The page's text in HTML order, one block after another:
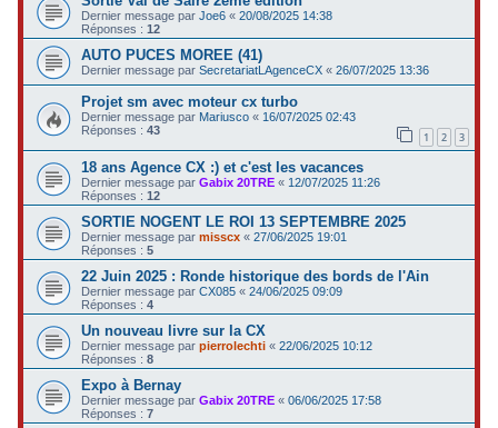
Dernier message parJoe6 «20/08/2025 14:38
Réponses :12
AUTO PUCES MOREE (41)
Dernier message parSecretariatLAgenceCX «26/07/2025 13:36
Projet sm avec moteur cx turbo
Dernier message par Mariusco «16/07/2025 02:43
Réponses :43 1 2 3
18 ans Agence CX :) et c'est les vacances
Dernier message parGabix 20TRE « 12/07/2025 11:26
Réponses :12
SORTIE NOGENT LE ROI 13 SEPTEMBRE 2025
Dernier message parmisscx «27/06/2025 19:01
Réponses :5
22 Juin 2025 : Ronde historique des bords de l'Ain
Dernier message parCX085 «24/06/2025 09:09
Réponses :4
Un nouveau livre sur la CX
Dernier message parpierrolechti «22/06/2025 10:12
Réponses :8
Expo à Bernay
Dernier message parGabix 20TRE «06/06/2025 17:58
Réponses :7